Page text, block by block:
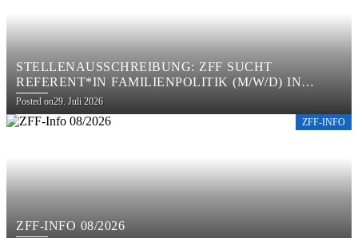
STELLENAUSSCHREIBUNG: ZFF SUCHT
REFERENT*IN FAMILIENPOLITIK (M/W/D) IN
VOLLZEITNAHER TEILZEIT
Posted on29. Juli 2026
ZFF-INFO
ZFF-INFO 08/2026